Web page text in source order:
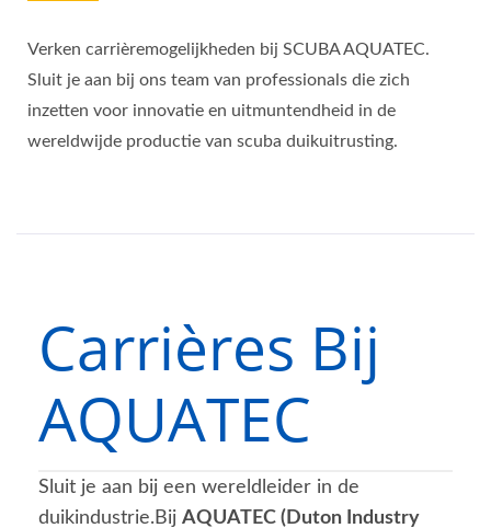
Verken carrièremogelijkheden bij SCUBA AQUATEC.
Sluit je aan bij ons team van professionals die zich
inzetten voor innovatie en uitmuntendheid in de
wereldwijde productie van scuba duikuitrusting.
Carrières Bij
AQUATEC
Sluit je aan bij een wereldleider in de
duikindustrie.Bij AQUATEC (Duton Industry